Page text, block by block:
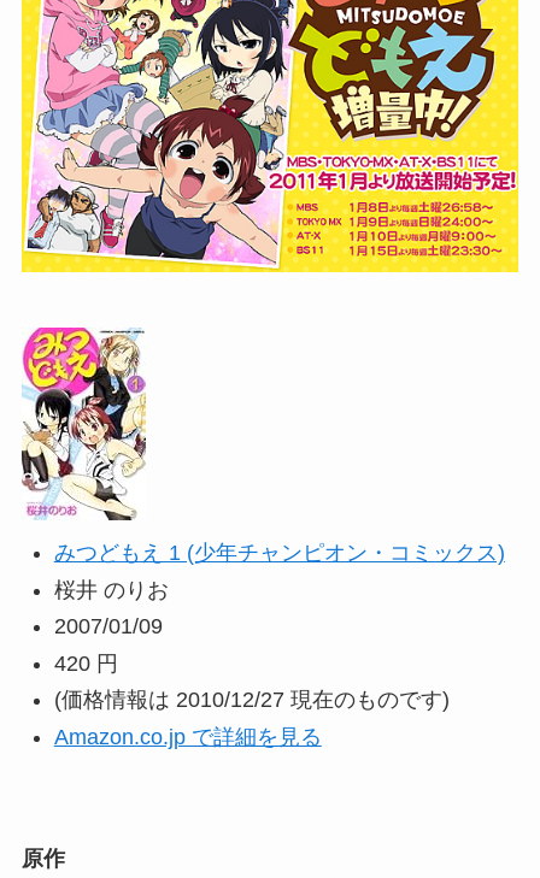
みつどもえ 1 (少年チャンピオン・コミックス)
桜井 のりお
2007/01/09
420 円
(価格情報は 2010/12/27 現在のものです)
Amazon.co.jp で詳細を見る
原作